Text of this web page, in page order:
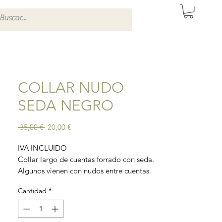
DE SEVILLA
COLLAR NUDO
SEDA NEGRO
35,00 € Precio
20,00 €Precio
IVA INCLUIDO
Collar largo de cuentas forrado con seda.
Algunos vienen con nudos entre cuentas.
Longitud: 160cm aproximadamente. La
longitud puede variar unos centímetros.
Cantidad *